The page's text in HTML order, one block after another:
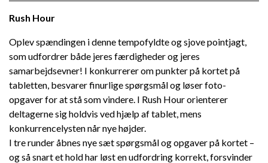
Rush Hour
Oplev spændingen i denne tempofyldte og sjove pointjagt,
som udfordrer både jeres færdigheder og jeres
samarbejdsevner! I konkurrerer om punkter på kortet på
tabletten, besvarer finurlige spørgsmål og løser foto-
opgaver for at stå som vindere. I Rush Hour orienterer
deltagerne sig holdvis ved hjælp af tablet, mens
konkurrencelysten når nye højder.
I tre runder åbnes nye sæt spørgsmål og opgaver på kortet –
og så snart et hold har løst en udfordring korrekt, forsvinder